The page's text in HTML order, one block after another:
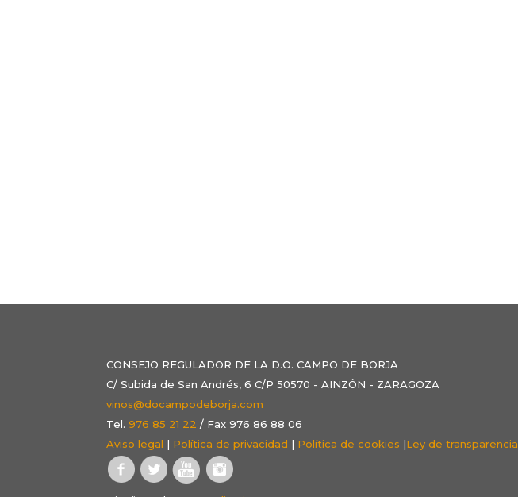
CONSEJO REGULADOR DE LA D.O. CAMPO DE BORJA
C/ Subida de San Andrés, 6 C/P 50570 - AINZÓN - ZARAGOZA
vinos@docampodeborja.com
Tel.976 85 21 22 / Fax 976 86 88 06
Aviso legal | Política de privacidad | Política de cookies |Ley de transparencia